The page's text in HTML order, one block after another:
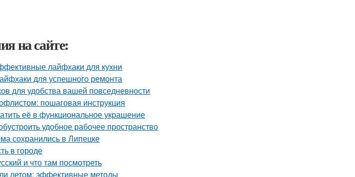
на сайте:
лайфхаки для кухни
для успешного ремонта
для удобства вашей повседневности
пошаговая инструкция
её в функциональное украшение
удобное рабочее пространство
сохранились в Липецке
в городе
и что там посмотреть
летом: эффективные методы